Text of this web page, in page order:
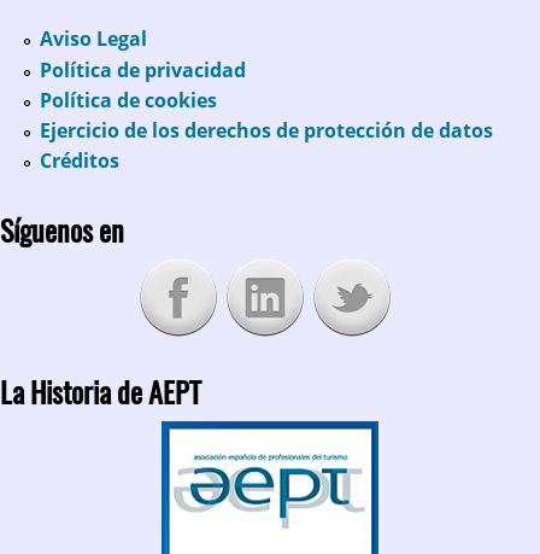
Aviso Legal
Política de privacidad
Política de cookies
Ejercicio de los derechos de protección de datos
Créditos
Síguenos en
La Historia de AEPT